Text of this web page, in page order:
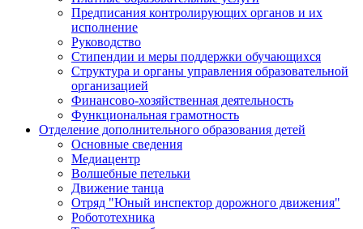
Предписания контролирующих органов и их
исполнение
Руководство
Стипендии и меры поддержки обучающихся
Структура и органы управления образовательной
организацией
Финансово-хозяйственная деятельность
Функциональная грамотность
Отделение дополнительного образования детей
Основные сведения
Медиацентр
Волшебные петельки
Движение танца
Отряд "Юный инспектор дорожного движения"
Робототехника